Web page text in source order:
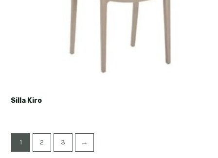
Silla Kiro
1 2 3 →